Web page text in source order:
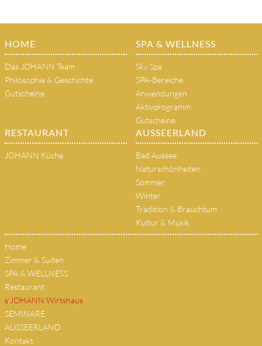
HOME
Das JOHANN Team
Philosophie & Geschichte
Gutscheine
SPA & WELLNESS
Sky Spa
SPA-Bereiche
Anwendungen
Aktivprogramm
Gutscheine
RESTAURANT
JOHANN Küche
AUSSEERLAND
Bad Aussee
Naturschönheiten
Sommer
Winter
Tradition & Brauchtum
Kultur & Musik
Home
Zimmer & Suiten
SPA & WELLNESS
Restaurant
s'JOHANN Wirtshaus
SEMINARE
AUSSEERLAND
Kontakt